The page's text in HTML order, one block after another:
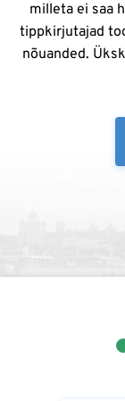
milleta ei saa
tippkirjutajad
nõuanded.